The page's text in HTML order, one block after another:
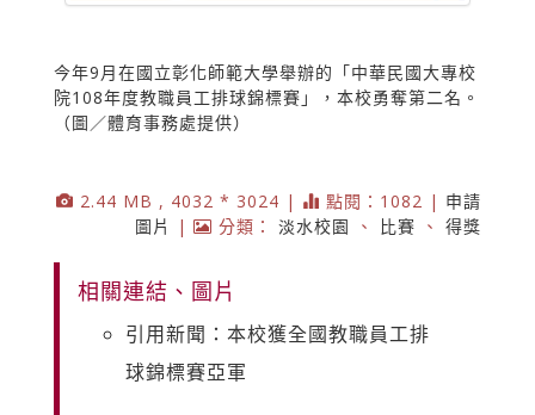
今年9月在國立彰化師範大學舉辦的「中華民國大專校
院108年度教職員工排球錦標賽」，本校勇奪第二名。
（圖／體育事務處提供）
2.44 MB , 4032 * 3024 | 點閱：1082 | 申請
圖片
| 分類： 淡水校園 、 比賽 、 得獎
相關連結、圖片
引用新聞：本校獲全國教職員工排
球錦標賽亞軍